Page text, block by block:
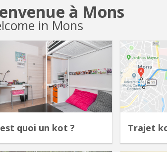
à Mons
in Mons
quoi un kot ? Trajet